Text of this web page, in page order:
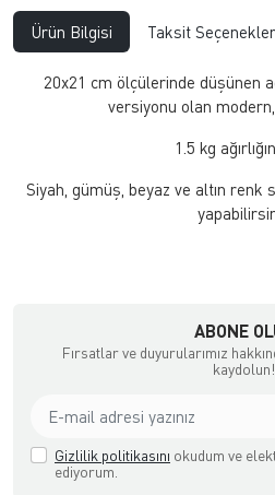
Ürün Bilgisi Taksit
20x21 cm ölçülerinde düşünen
versiyonu olan
1.5 kg
Siyah, gümüş, beyaz ve altın renk
ABONE
Fırsatlar ve duyurularımız
kaydolun!
Gizlilik politikasını okudum ve
ediyorum.